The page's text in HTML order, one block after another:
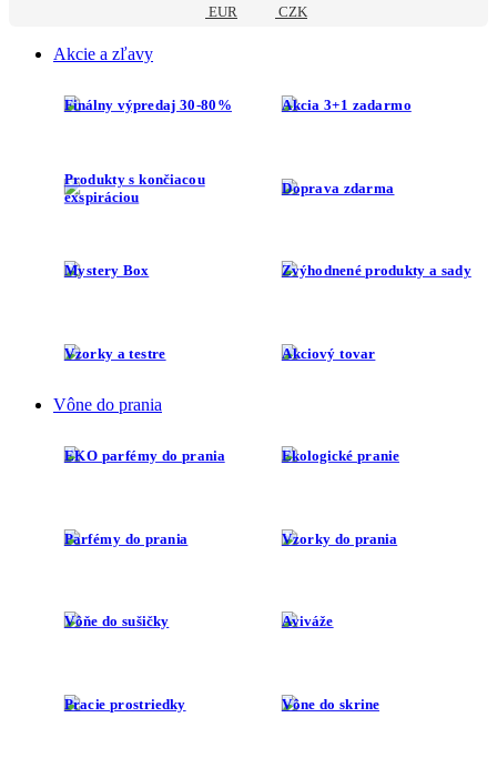
EUR CZK
Akcie a zľavy
Finálny výpredaj 30-80% Akcia 3+1 zadarmo
Produkty s končiacou
exspiráciou
Doprava zdarma
Mystery Box Zvýhodnené produkty a sady
Vzorky a testre Akciový tovar
Vône do prania
EKO parfémy do prania Ekologické pranie
Parfémy do prania Vzorky do prania
Vôňe do sušičky Aviváže
Pracie prostriedky Vône do skrine